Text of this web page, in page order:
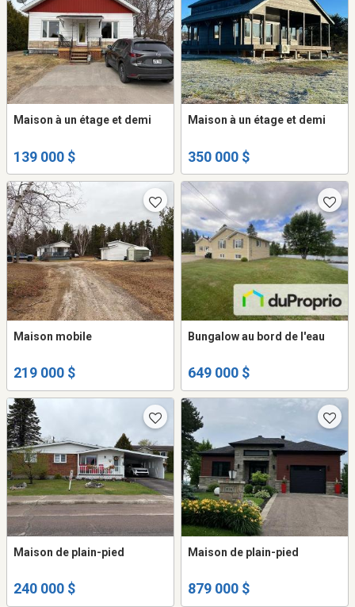
Maison à un étage et demi
139 000 $
Maison à un étage et demi
350 000 $
Maison mobile
219 000 $
Bungalow au bord de l'eau
649 000 $
Maison de plain-pied
240 000 $
Maison de plain-pied
879 000 $